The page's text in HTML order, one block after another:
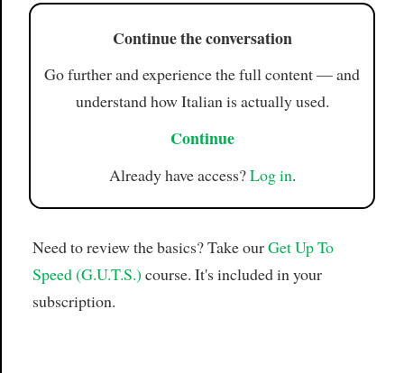
Continue the conversation
Go further and experience the full content — and
understand how Italian is actually used.
Continue
Already have access?Log in.
Need to review the basics? Take ourGet Up To
Speed (G.U.T.S.) course. It's included in your
subscription.